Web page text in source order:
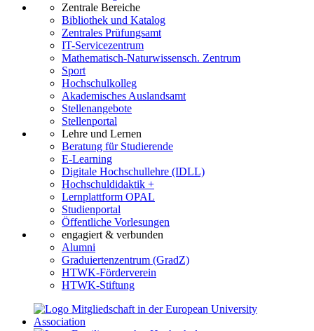
Zentrale Bereiche
Bibliothek und Katalog
Zentrales Prüfungsamt
IT-Servicezentrum
Mathematisch-Naturwissensch. Zentrum
Sport
Hochschulkolleg
Akademisches Auslandsamt
Stellenangebote
Stellenportal
Lehre und Lernen
Beratung für Studierende
E-Learning
Digitale Hochschullehre (IDLL)
Hochschuldidaktik +
Lernplattform OPAL
Studienportal
Öffentliche Vorlesungen
engagiert & verbunden
Alumni
Graduiertenzentrum (GradZ)
HTWK-Förderverein
HTWK-Stiftung